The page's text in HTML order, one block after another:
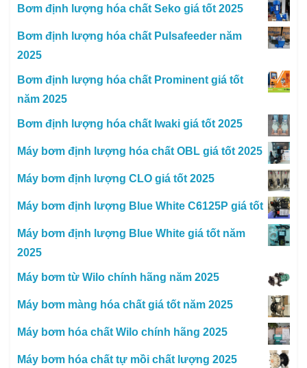
Bơm định lượng hóa chất Seko giá tốt 2025
Bơm định lượng hóa chất Pulsafeeder năm
2025
Bơm định lượng hóa chất Prominent giá tốt
năm 2025
Bơm định lượng hóa chất Iwaki giá tốt 2025
Máy bơm định lượng hóa chất OBL giá tốt 2025
Máy bơm định lượng CLO giá tốt 2025
Máy bơm định lượng Blue White C6125P giá tốt
Máy bơm định lượng Blue White giá tốt năm
2025
Máy bơm từ Wilo chính hãng năm 2025
Máy bơm màng hóa chất giá tốt năm 2025
Máy bơm hóa chất Wilo chính hãng 2025
Máy bơm hóa chất tự mồi chất lượng 2025